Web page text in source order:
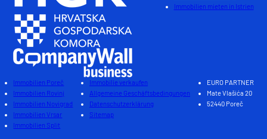
Immobilien mieten in Istrien
Immobilien Poreč
Immobilien Rovinj
Immobilien Novigrad
Immobilien Vrsar
Immobilien Split
Immobilie verkaufen
Allgemeine Geschäftsbedingungen
Datenschutzerklärung
Sitemap
EURO PARTNER
Mate Vlašića 20
52440 Poreč